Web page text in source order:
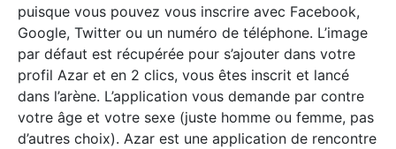
puisque vous pouvez vous inscrire avec Facebook,
Google, Twitter ou un numéro de téléphone. L’image
par défaut est récupérée pour s’ajouter dans votre
profil Azar et en 2 clics, vous êtes inscrit et lancé
dans l’arène. L’application vous demande par contre
votre âge et votre sexe (juste homme ou femme, pas
d’autres choix). Azar est une application de rencontre